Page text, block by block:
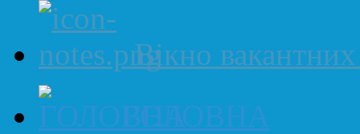
Вікно
ГОЛОВНА